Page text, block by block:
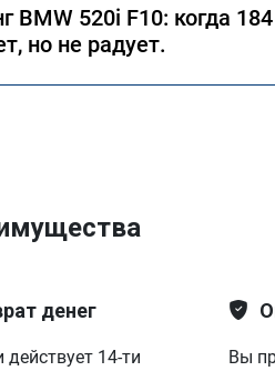
BMW 520i F10: когда 184
но не радует.
денег
14-ти
Вы